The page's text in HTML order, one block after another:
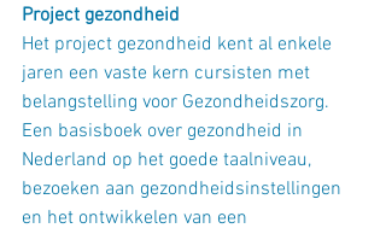
Project gezondheid
Het project gezondheid kent al enkele
jaren een vaste kern cursisten met
belangstelling voor Gezondheidszorg.
Een basisboek over gezondheid in
Nederland op het goede taalniveau,
bezoeken aan gezondheidsinstellingen
en het ontwikkelen van een